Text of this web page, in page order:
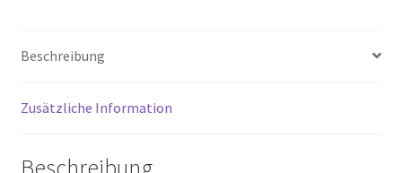
2900mm
Beschreibung
Zusätzliche Information